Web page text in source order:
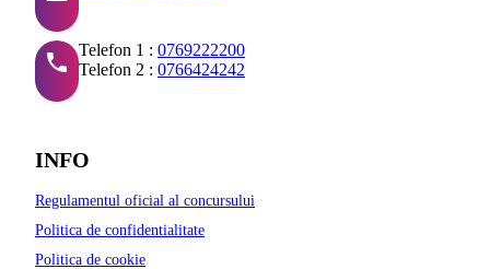
Telefon 1 : 0769222200
Telefon 2 : 0766424242
INFO
Regulamentul oficial al concursului
Politica de confidentialitate
Politica de cookie